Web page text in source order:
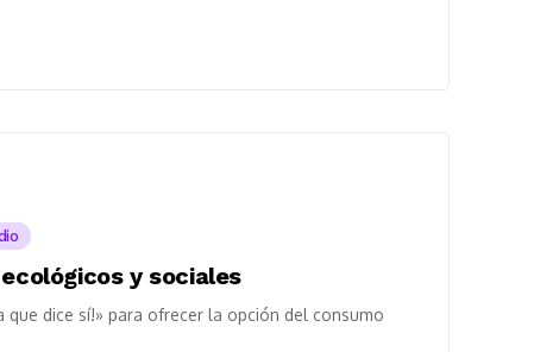
y sociales
que dice sí!» para ofrecer la opción del consumo